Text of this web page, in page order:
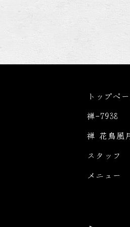
トップペ
禅-7938
禅 花鳥風
スタッフ
メニュー